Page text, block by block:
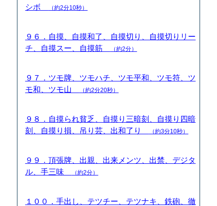
シボ
（約2分10秒）
９６．自摸、自摸和了、自摸切り、自摸切りリー
チ、自摸スー、自摸筋
（約2分）
９７．ツモ牌、ツモハチ、ツモ平和、ツモ符、ツ
モ和、ツモ山
（約2分20秒）
９８．自摸られ貧乏、自摸り三暗刻、自摸り四暗
刻、自摸り損、吊り芸、出和了り
（約3分10秒）
９９．頂張牌、出親、出来メンツ、出禁、デジタ
ル、手三味
（約2分）
１００．手出し、テツチー、テツナキ、鉄砲、徹